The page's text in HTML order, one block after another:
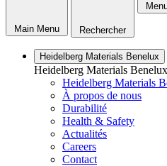
Main Menu Rechercher
Heidelberg Materials Benelux
Heidelberg Materials Benelux
Heidelberg Materials
À propos de nous
Durabilité
Health & Safety
Actualités
Careers
Contact